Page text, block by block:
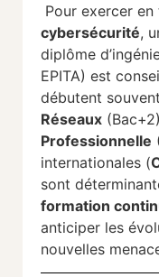
Pour exercer en
cybersécurité,
diplôme
EPITA) est
débutent
Réseaux
Professionnelle
internationales (
sont
formation
anticiper les
nouvelles